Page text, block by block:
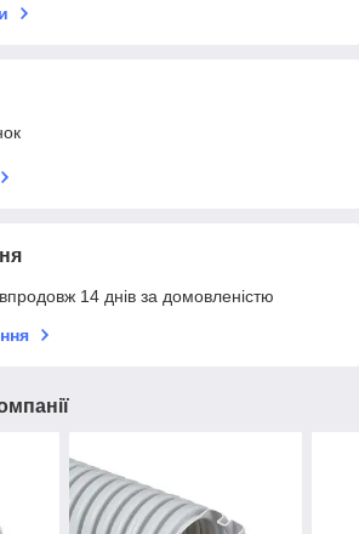
14 днів за домовленістю